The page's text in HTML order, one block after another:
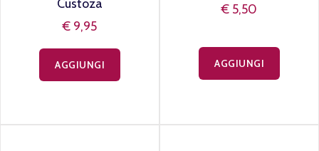
Lugana DOC Val
dei Molini -
Cantina di
€ 9,95
Verduzzo Veneto
IGT Feudo Italia